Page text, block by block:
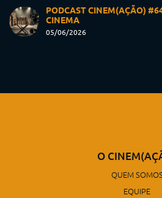
PODCAST CINEM(AÇÃO)
CINEMA
05/06/2026
O
QUEM
EQUIPE